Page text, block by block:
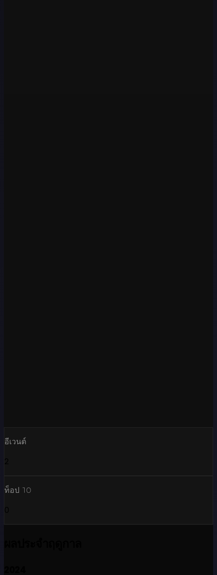
อีเวนต์
ท็อป 10